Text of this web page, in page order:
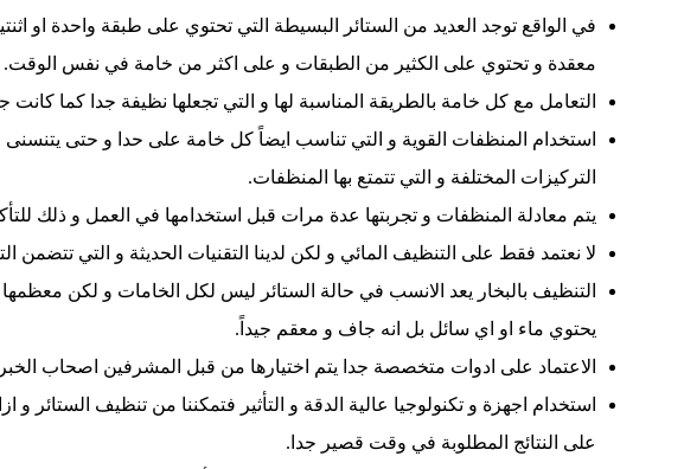
في الواقع توجد العديد من الستائر البسيطة التي تحتوي على طبقة واحدة او
معقدة و تحتوي على الكثير من الطبقات و على اكثر من خامة في نفس الوقت.
التعامل مع كل خامة بالطريقة المناسبة لها و التي تجعلها نظيفة جدا كما
استخدام المنظفات القوية و التي تناسب ايضاً كل خامة على حدا و حتى يتنسنى
التركيزات المختلفة و التي تتمتع بها المنظفات.
يتم معادلة المنظفات و تجربتها عدة مرات قبل استخدامها في العمل و ذلك
لا نعتمد فقط على التنظيف المائي و لكن لدينا التقنيات الحديثة و التي تتضمن
التنظيف بالبخار يعد الانسب في حالة الستائر ليس لكل الخامات و لكن معظمها
يحتوي ماء او اي سائل بل انه جاف و معقم جيداً.
الاعتماد على ادوات متخصصة جدا يتم اختيارها من قبل المشرفين اصحاب
استخدام اجهزة و تكنولوجيا عالية الدقة و التأثير فتمكننا من تنظيف الستائر
على النتائج المطلوبة في وقت قصير جدا.